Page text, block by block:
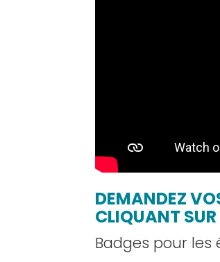
DEMANDEZ
CLIQUANT
Badges pour les